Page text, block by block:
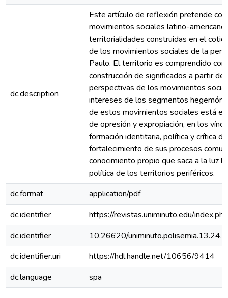
dc.description
Este artículo de reflexión pretende
movimientos sociales latino-
territorialidades construidas en el
de los movimientos sociales de la
Paulo. El territorio es comprendido
construcción de significados a partir
perspectivas de los movimientos
intereses de los segmentos
de estos movimientos sociales está
de opresión y expropiación, en los
formación identitaria, política y crítica
fortalecimiento de sus procesos
conocimiento propio que saca a la luz
política de los territorios periféricos.
dc.format
application/pdf
dc.identifier
https://revistas.uniminuto.edu/
dc.identifier
10.26620/
dc.identifier.uri
https://hdl.handle.net/10656/9414
dc.language
spa